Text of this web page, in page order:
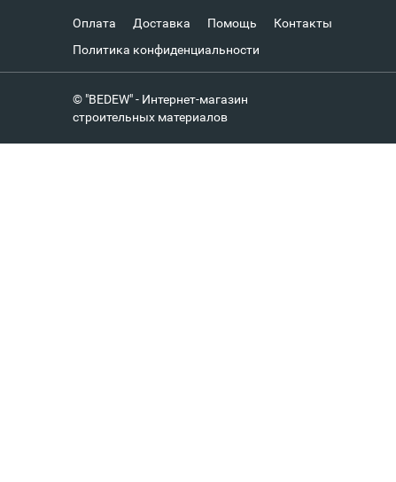
Оплата Доставка Помощь
Контакты
Политика конфиденциальности
© "BEDEW" - Интернет-магазин
строительных материалов